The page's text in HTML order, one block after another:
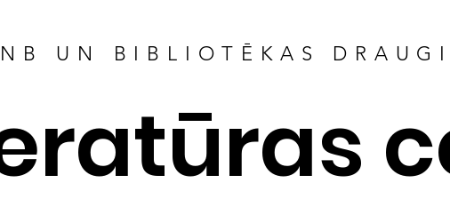
UN BIBLIOTĒKAS